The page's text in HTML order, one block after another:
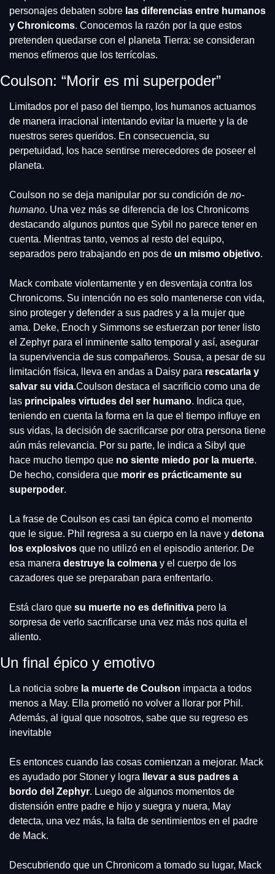
personajes debaten sobre las diferencias entre humanos
y Chronicoms. Conocemos la razón por la que estos
pretenden quedarse con el planeta Tierra: se consideran
menos efímeros que los terrícolas.
Coulson: “Morir es mi superpoder”
Limitados por el paso del tiempo, los humanos actuamos
de manera irracional intentando evitar la muerte y la de
nuestros seres queridos. En consecuencia, su
perpetuidad, los hace sentirse merecedores de poseer el
planeta.
Coulson no se deja manipular por su condición de no-
humano. Una vez más se diferencia de los Chronicoms
destacando algunos puntos que Sybil no parece tener en
cuenta. Mientras tanto, vemos al resto del equipo,
separados pero trabajando en pos de un mismo objetivo.
Mack combate violentamente y en desventaja contra los
Chronicoms. Su intención no es solo mantenerse con vida,
sino proteger y defender a sus padres y a la mujer que
ama. Deke, Enoch y Simmons se esfuerzan por tener listo
el Zephyr para el inminente salto temporal y así, asegurar
la supervivencia de sus compañeros. Sousa, a pesar de su
limitación física, lleva en andas a Daisy para rescatarla y
salvar su vida.Coulson destaca el sacrificio como una de
las principales virtudes del ser humano. Indica que,
teniendo en cuenta la forma en la que el tiempo influye en
sus vidas, la decisión de sacrificarse por otra persona tiene
aún más relevancia. Por su parte, le indica a Sibyl que
hace mucho tiempo que no siente miedo por la muerte.
De hecho, considera que morir es prácticamente su
superpoder.
La frase de Coulson es casi tan épica como el momento
que le sigue. Phil regresa a su cuerpo en la nave y detona
los explosivos que no utilizó en el episodio anterior. De
esa manera destruye la colmena y el cuerpo de los
cazadores que se preparaban para enfrentarlo.
Está claro que su muerte no es definitiva pero la
sorpresa de verlo sacrificarse una vez más nos quita el
aliento.
Un final épico y emotivo
La noticia sobre la muerte de Coulson impacta a todos
menos a May. Ella prometió no volver a llorar por Phil.
Además, al igual que nosotros, sabe que su regreso es
inevitable
Es entonces cuando las cosas comienzan a mejorar. Mack
es ayudado por Stoner y logra llevar a sus padres a
bordo del Zephyr. Luego de algunos momentos de
distensión entre padre e hijo y suegra y nuera, May
detecta, una vez más, la falta de sentimientos en el padre
de Mack.
Descubriendo que un Chronicom a tomado su lugar, Mack